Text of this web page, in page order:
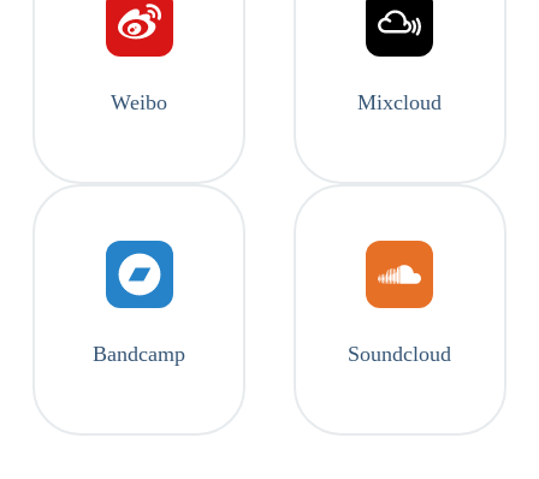
Weibo Mixcloud
Bandcamp Soundcloud